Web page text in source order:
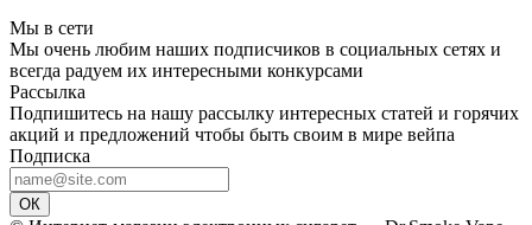
Мы в сети
Мы очень любим наших подписчиков в социальных сетях и
всегда радуем их интересными конкурсами
Рассылка
Подпишитесь на нашу рассылку интересных статей и горячих
акций и предложений чтобы быть своим в мире вейпа
Подписка
ОК